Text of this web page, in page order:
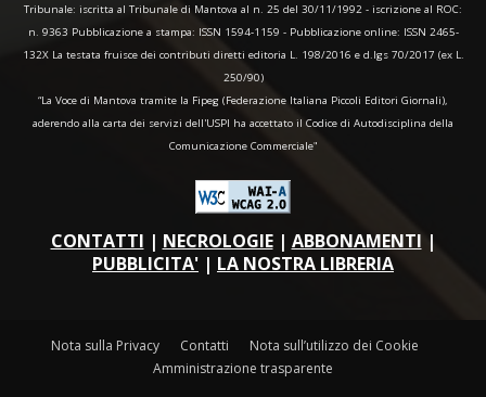
Tribunale: iscritta al Tribunale di Mantova al n. 25 del 30/11/1992 - iscrizione al ROC:
n. 9363 Pubblicazione a stampa: ISSN 1594-1159 - Pubblicazione online: ISSN 2465-
132X La testata fruisce dei contributi diretti editoria L. 198/2016 e d.lgs 70/2017 (ex L.
250/90)
“La Voce di Mantova tramite la Fipeg (Federazione Italiana Piccoli Editori Giornali),
aderendo alla carta dei servizi dell'USPI ha accettato il Codice di Autodisciplina della
Comunicazione Commerciale"
CONTATTI | NECROLOGIE| ABBONAMENTI |
PUBBLICITA' | LA NOSTRA LIBRERIA
Nota sulla Privacy Contatti
Nota sull’utilizzo dei Cookie
Amministrazione trasparente